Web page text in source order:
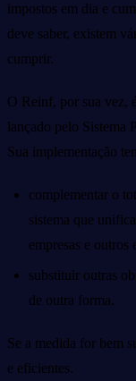
impostos em dia e
deve saber, existem
cumprir.
O Reinf, por sua vez,
lançado pelo Sistema
Sua implementação
complementar o
sistema que
empresas e outros
substituir outras
de outra forma.
Se a medida for bem
e eficientes.